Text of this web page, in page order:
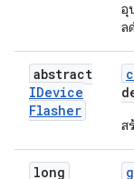
อุ
ล
abstract
IDevice
Flasher
ส
long